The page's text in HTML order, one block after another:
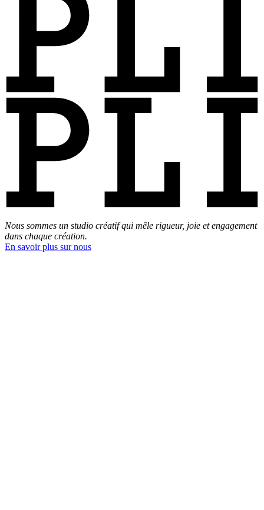
Nous sommes un studio créatif qui mêle rigueur, joie et engagement
dans chaque création.
En savoir plus sur nous